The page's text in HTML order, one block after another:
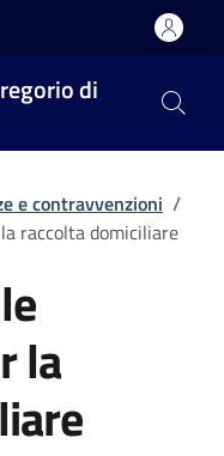
di
e contravvenzioni /
raccolta domiciliare
la